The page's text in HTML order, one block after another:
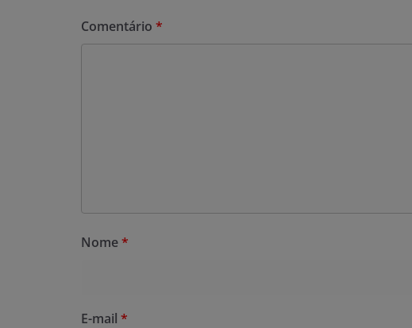
Comentário *
Nome*
E-mail *